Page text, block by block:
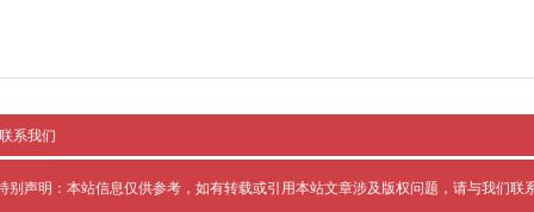
联系我们
别声明：本站信息仅供参考，如有转载或引用本站文章涉及版权问题，请与我们联